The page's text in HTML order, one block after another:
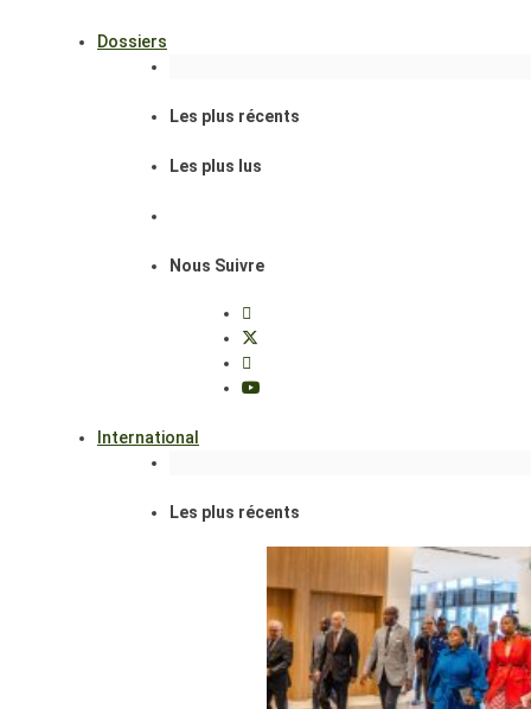
Dossiers
Les plus récents
Les plus lus
Nous Suivre
International
Les plus récents